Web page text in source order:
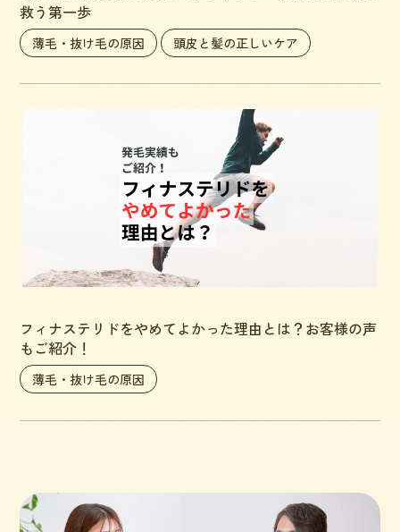
救う第一歩
薄毛・抜け毛の原因 頭皮と髪の正しいケア
フィナステリドをやめてよかった理由とは？お客様の声
もご紹介！
薄毛・抜け毛の原因